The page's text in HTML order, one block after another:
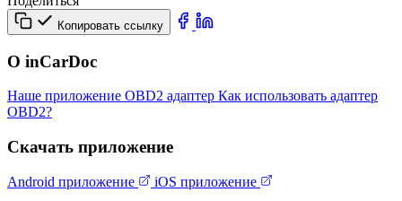
Копировать ссылку
О inCarDoc
Наше приложение OBD2 адаптер Как использовать адаптер
OBD2?
Скачать приложение
Android приложение iOS приложение